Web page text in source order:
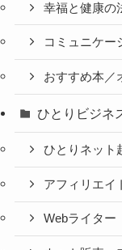
幸福と健康の
コミュニケー
おすすめ本／
ひとりビジネ
ひとりネット
アフィリエイ
Webライター